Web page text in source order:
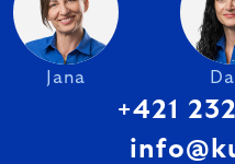
Jana
+421